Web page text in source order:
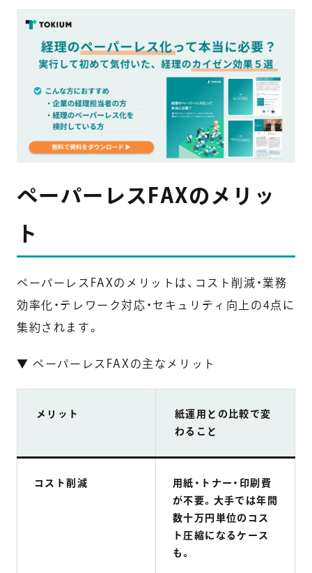
ペーパーレスFAXのメリッ
ト
ペーパーレスFAXのメリットは、コスト削減・業務
効率化・テレワーク対応・セキュリティ向上の4点に
集約されます。
▼ ペーパーレスFAXの主なメリット
メリット
紙運用との比較で変
わること
コスト削減
用紙・トナー・印刷費
が不要。大手では年間
数十万円単位のコス
ト圧縮になるケース
も。